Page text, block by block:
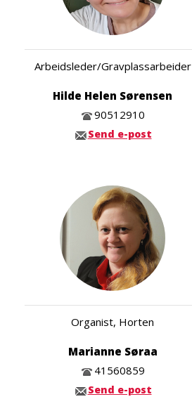
Arbeidsleder/Gravplassarbeider
Hilde Helen Sørensen
90512910
Send e-post
Organist, Horten
Marianne Søraa
41560859
Send e-post